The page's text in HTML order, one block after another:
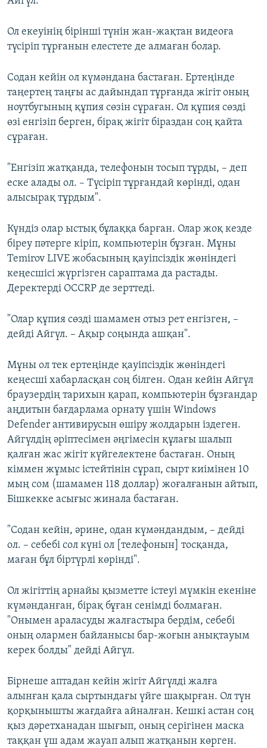
Ол екеуінің бірінші түнін жан-жақтан видеоға
түсіріп тұрғанын елестете де алмаған болар.
Содан кейін ол күмәндана бастаған. Ертеңінде
таңертең таңғы ас дайындап тұрғанда жігіт оның
ноутбугының құпия сөзін сұраған. Ол құпия сөзді
өзі енгізіп берген, бірақ жігіт біраздан соң қайта
сұраған.
"Енгізіп жатқанда, телефонын тосып тұрды, – деп
еске алады ол. – Түсіріп тұрғандай көрінді, одан
алысырақ тұрдым".
Күндіз олар ыстық бұлаққа барған. Олар жоқ кезде
біреу пәтерге кіріп, компьютерін бұзған. Мұны
Temirov LIVE жобасының қауіпсіздік жөніндегі
кеңесшісі жүргізген сараптама да растады.
Деректерді OCCRP де зерттеді.
"Олар құпия сөзді шамамен отыз рет енгізген, –
дейді Айгүл. – Ақыр соңында ашқан".
Мұны ол тек ертеңінде қауіпсіздік жөніндегі
кеңесші хабарласқан соң білген. Одан кейін Айгүл
браузердің тарихын қарап, компьютерін бұзғандар
аңдитын бағдарлама орнату үшін Windows
Defender антивирусын өшіру жолдарын іздеген.
Айгүлдің әріптесімен әңгімесін құлағы шалып
қалған жас жігіт күйгелектене бастаған. Оның
кіммен жұмыс істейтінін сұрап, сырт киімінен 10
мың сом (шамамен 118 доллар) жоғалғанын айтып,
Бішкекке асығыс жинала бастаған.
"Содан кейін, әрине, одан күмәндандым, – дейді
ол. – себебі сол күні ол [телефонын] тосқанда,
маған бұл біртүрлі көрінді".
Ол жігіттің арнайы қызметте істеуі мүмкін екеніне
күмәнданған, бірақ бұған сенімді болмаған.
"Онымен араласуды жалғастыра бердім, себебі
оның олармен байланысы бар-жоғын анықтауым
керек болды" дейді Айгүл.
Бірнеше аптадан кейін жігіт Айгүлді жалға
алынған қала сыртындағы үйге шақырған. Ол түн
қорқынышты жағдайға айналған. Кешкі астан соң
қыз дәретханадан шығып, оның серігінен маска
таққан үш адам жауап алып жатқанын көрген.